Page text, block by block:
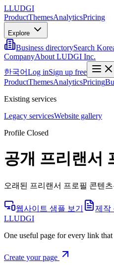
LLUDGI
ProductThemesAnalyticsPricing
Explore
Business directorySearch
CompanyAbout LUDGI Inc.
한국어Log inSign up free
ProductThemesAnalyticsPricing
Existing services
Legacy servicesWebsite gallery
Profile Closed
공개 프리랜서
오래된 프리랜서 프로필 콘텐
웹사이트 샘플 보기
제작
LLUDGI
One useful page for every link
Create your page